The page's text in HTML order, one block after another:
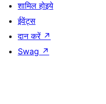
शामिल होइये
ईवेंट्स
दान करें ↗
Swag ↗